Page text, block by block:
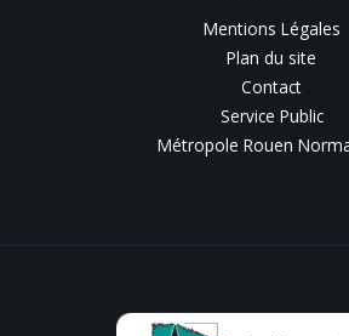
Mentions Légales
Plan du site
Contact
Service Public
Métropole Rouen